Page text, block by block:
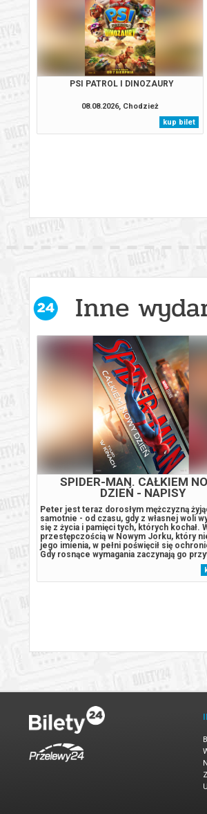
PSI PATROL I DINOZAURY
08.08.2026, Chodzież
kup bilet
Inne
SPIDER-MAN. CAŁKIEM
DZIEŃ - NAPISY
Peter jest teraz dorosłym mężczyzną
samotnie - od czasu, gdy z własnej woli
się z życia i pamięci tych, których kochał.
przestępczością w Nowym Jorku, który
jego imienia, w pełni poświęcił się
Gdy rosnące wymagania zaczynają go
presja wywołuje zaskakującą fizyczną
która zagraża jego istnieniu, podczas gdy
niepokojący...